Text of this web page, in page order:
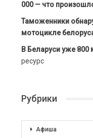
000 — что
Таможенники
мотоцикле
В Беларуси уже 800
ресурс
Рубрики
Афиша